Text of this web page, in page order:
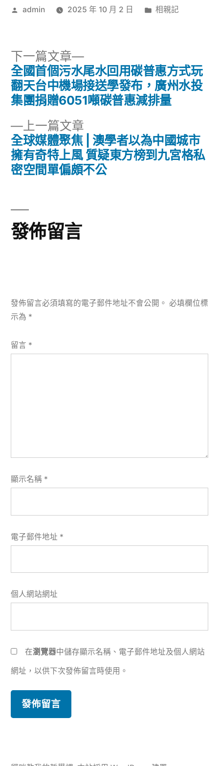
作
admin 2025 年 10 月 2 日
分
相親記
文
章
導
覽
上一篇文章
一
篇
文
全球媒體聚焦 | 澳學者以為中國城市
擁有奇特上風 質疑東方榜到九宮格私
密空間單偏頗不公
下一篇文章
下
一
篇
文
全國首個污水尾水回用碳普惠方式玩
翻天台中機場接送學發布，廣州水投
集團捐贈6051噸碳普惠減排量
發佈留言
發佈留言必須填寫的電子郵件地址不會公開。 必填欄位標
示為 *
留言 *
顯示名稱 *
電子郵件地址 *
個人網站網址
在瀏覽器中儲存顯示名稱、電子郵件地址及個人網站
網址，以供下次發佈留言時使用。